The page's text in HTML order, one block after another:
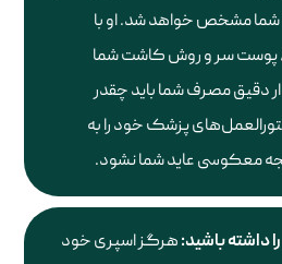
شما مشخص خواهد شد. او با
پوست سر و روش کاشت شما
دقیق مصرف شما باید چقدر
پزشک خود را به
معکوسی عاید شما نشود.
داشته باشید:هرگز اسپری خود